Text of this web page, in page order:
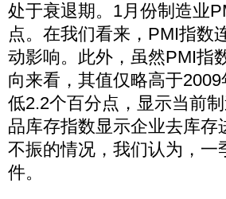
处于衰退期。1月份制造业
点。在我们看来，PMI指数
动影响。此外，虽然PMI指
向来看，其值仅略高于
低2.2个百分点，显示当前
品库存指数显示企业去库
不振的情况，我们认为，
件。